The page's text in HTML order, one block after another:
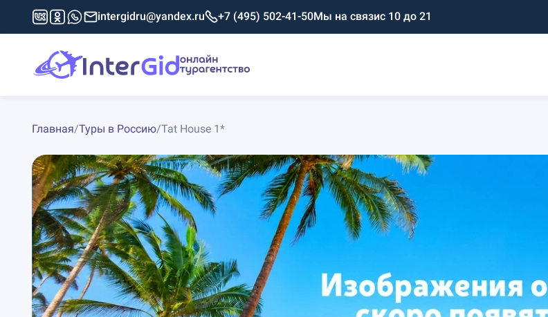
intergidru@yandex.ru +7 (495) 502-41-50Мы на связис 10 до 21
Главная/Туры в Россию/Tat House 1*